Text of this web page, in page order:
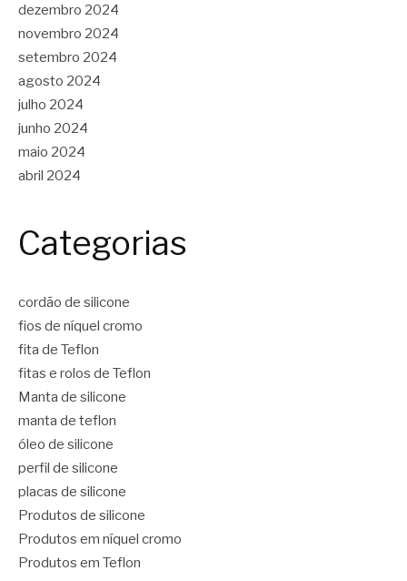
dezembro 2024
novembro 2024
setembro 2024
agosto 2024
julho 2024
junho 2024
maio 2024
abril 2024
Categorias
cordão de silicone
fios de níquel cromo
fita de Teflon
fitas e rolos de Teflon
Manta de silicone
manta de teflon
óleo de silicone
perfil de silicone
placas de silicone
Produtos de silicone
Produtos em níquel cromo
Produtos em Teflon